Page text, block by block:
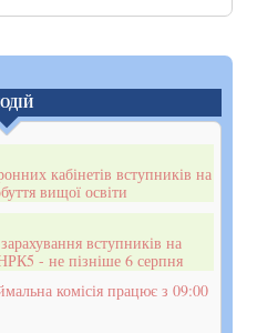
кабінетів вступників на
вищої освіти
вступників на
- не пізніше 6 серпня
комісія працює з 09:00